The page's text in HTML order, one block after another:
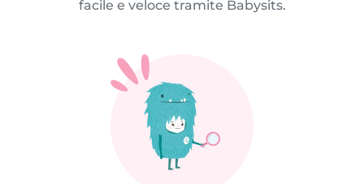
facile e veloce tramite Babysits.